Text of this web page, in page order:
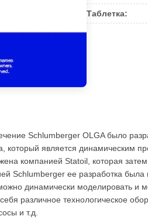
Таблетка:
Schlumberger OLGA было
который является динамическим
компанией Statoil, которая
Schlumberger ее разработка
динамически моделировать и
различное технологическое
и т.д.